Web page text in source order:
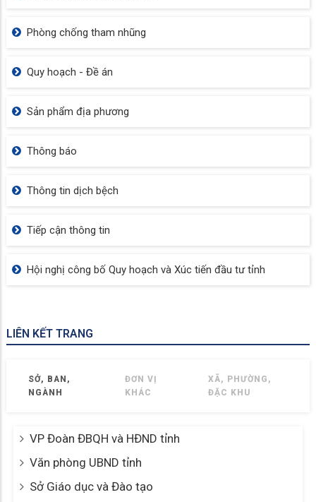
Phòng chống tham nhũng
Quy hoạch - Đề án
Sản phẩm địa phương
Thông báo
Thông tin dịch bệch
Tiếp cận thông tin
Hội nghị công bố Quy hoạch và Xúc tiến đầu tư tỉnh
LIÊN KẾT TRANG
SỞ, BAN,
NGÀNH
ĐƠN VỊ
KHÁC
XÃ, PHƯỜNG,
ĐẶC KHU
VP Đoàn ĐBQH và HĐND tỉnh
Văn phòng UBND tỉnh
Sở Giáo dục và Đào tạo